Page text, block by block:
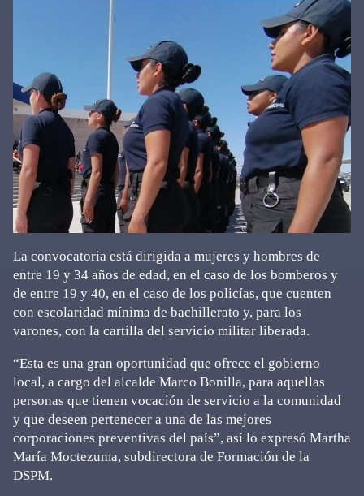
La convocatoria está dirigida a mujeres y hombres de
entre 19 y 34 años de edad, en el caso de los bomberos y
de entre 19 y 40, en el caso de los policías, que cuenten
con escolaridad mínima de bachillerato y, para los
varones, con la cartilla del servicio militar liberada.
“Esta es una gran oportunidad que ofrece el gobierno
local, a cargo del alcalde Marco Bonilla, para aquellas
personas que tienen vocación de servicio a la comunidad
y que deseen pertenecer a una de las mejores
corporaciones preventivas del país”, así lo expresó Martha
María Moctezuma, subdirectora de Formación de la
DSPM.